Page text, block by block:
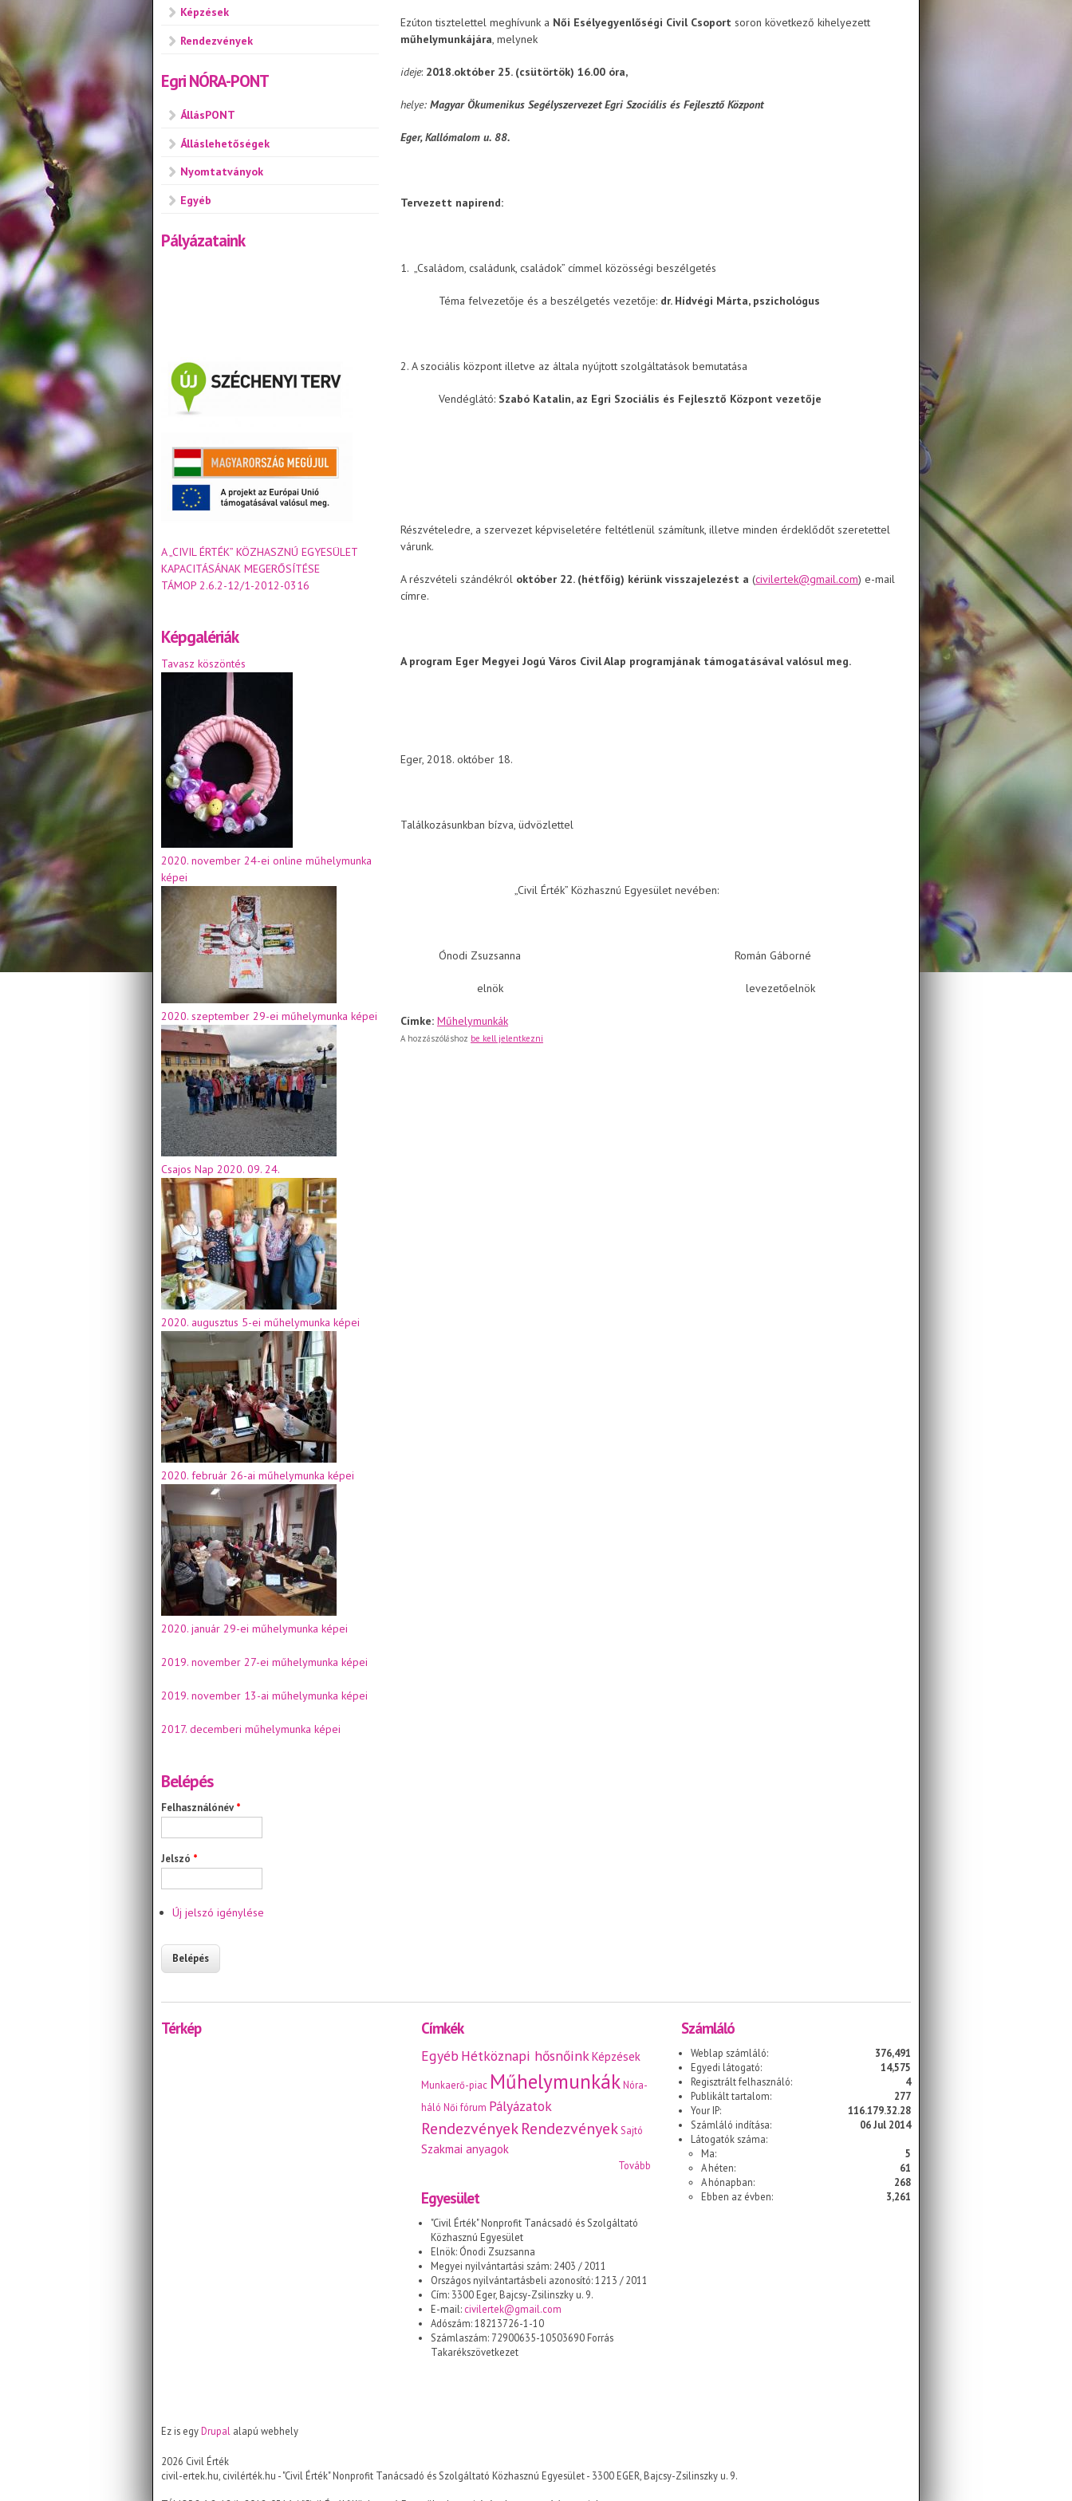
Ezúton tisztelettel meghívunk a Női Esélyegyenlőségi Civil Csoport soron következő kihelyezett
műhelymunkájára, melynek
ideje: 2018.október 25. (csütörtök) 16.00 óra,
helye: Magyar Ökumenikus Segélyszervezet Egri Szociális és Fejlesztő Központ
Eger, Kallómalom u. 88.
Tervezett napirend:
1. „Családom, családunk, családok” címmel közösségi beszélgetés
Téma felvezetője és a beszélgetés vezetője: dr. Hídvégi Márta, pszichológus
2. A szociális központ illetve az általa nyújtott szolgáltatások bemutatása
Vendéglátó: Szabó Katalin, az Egri Szociális és Fejlesztő Központ vezetője
Részvételedre, a szervezet képviseletére feltétlenül számítunk, illetve minden érdeklődőt szeretettel
várunk.
A részvételi szándékról október 22. (hétfőig) kérünk visszajelezést a (civilertek@gmail.com) e-mail
címre.
A program Eger Megyei Jogú Város Civil Alap programjának támogatásával valósul meg.
Eger, 2018. október 18.
Találkozásunkban bízva, üdvözlettel
„Civil Érték” Közhasznú Egyesület nevében:
Ónodi Zsuzsanna Román Gáborné
elnök levezetőelnök
Címke: Műhelymunkák
A hozzászóláshoz be kell jelentkezni
Képzések
Rendezvények
Egri NÓRA-PONT
ÁllásPONT
Álláslehetőségek
Nyomtatványok
Egyéb
Pályázataink
A „CIVIL ÉRTÉK” KÖZHASZNÚ EGYESÜLET
KAPACITÁSÁNAK MEGERŐSÍTÉSE
TÁMOP 2.6.2-12/1-2012-0316
Képgalériák
Tavasz köszöntés
2020. november 24-ei online műhelymunka
képei
2020. szeptember 29-ei műhelymunka képei
Csajos Nap 2020. 09. 24.
2020. augusztus 5-ei műhelymunka képei
2020. február 26-ai műhelymunka képei
2020. január 29-ei műhelymunka képei
2019. november 27-ei műhelymunka képei
2019. november 13-ai műhelymunka képei
2017. decemberi műhelymunka képei
Belépés
Felhasználónév*
Jelszó *
Új jelszó igénylése
Térkép Címkék
EgyébHétköznapi hősnőinkKépzések
Munkaerő-piac Műhelymunkák Nóra-
háló Női fórum Pályázatok
RendezvényekRendezvények Sajtó
Szakmai anyagok
Tovább
Egyesület
"Civil Érték" Nonprofit Tanácsadó és Szolgáltató
Közhasznú Egyesület
Elnök: Ónodi Zsuzsanna
Megyei nyilvántartási szám: 2403 / 2011
Országos nyilvántartásbeli azonosító: 1213 / 2011
Cím: 3300 Eger, Bajcsy-Zsilinszky u. 9.
E-mail: civilertek@gmail.com
Adószám: 18213726-1-10
Számlaszám: 72900635-10503690 Forrás
Takarékszövetkezet
Számláló
Weblap számláló:
376,491
Egyedi látogató:
14,575
Regisztrált felhasználó:
4
Publikált tartalom:
277
Your IP:
116.179.32.28
Számláló indítása:
06 Jul 2014
Látogatók száma:
Ma:
5
A héten:
61
A hónapban:
268
Ebben az évben:
3,261
Ez is egyDrupal alapú webhely
2026 Civil Érték
civil-ertek.hu, civilérték.hu - "Civil Érték" Nonprofit Tanácsadó és Szolgáltató Közhasznú Egyesület - 3300 EGER, Bajcsy-Zsilinszky u. 9.